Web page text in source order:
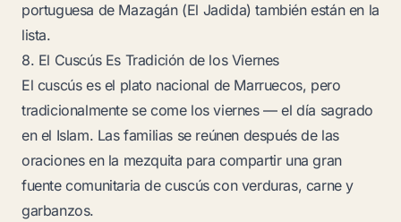
portuguesa de Mazagán (El Jadida) también están en la
lista.
8. El Cuscús Es Tradición de los Viernes
El cuscús es el plato nacional de Marruecos, pero
tradicionalmente se come los viernes — el día sagrado
en el Islam. Las familias se reúnen después de las
oraciones en la mezquita para compartir una gran
fuente comunitaria de cuscús con verduras, carne y
garbanzos.